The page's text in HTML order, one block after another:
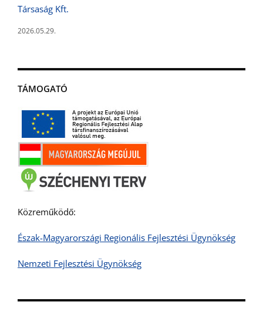
Társaság Kft.
2026.05.29.
TÁMOGATÓ
Közreműködő:
Észak-Magyarországi Regionális Fejlesztési Ügynökség
Nemzeti Fejlesztési Ügynökség